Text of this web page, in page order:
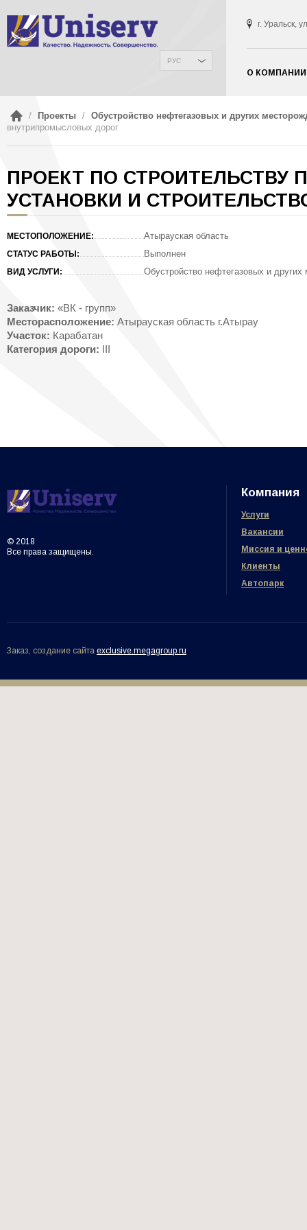
РУС
г. Уральск,
О КОМПАНИИ
/ Проекты / Обустройство нефтегазовых и других
внутрипромысловых дорог
ПРОЕКТ ПО
УСТАНОВКИ И
МЕСТОПОЛОЖЕНИЕ: Атырауская область
СТАТУС РАБОТЫ: Выполнен
ВИД УСЛУГИ: Обустройство нефтегазовых и других
Заказчик: «ВК - групп»
Месторасположение: Атырауская область г.Атырау
Участок: Карабатан
Категория дороги: ІІІ
© 2018
Все права защищены.
Компания
Услуги
Вакансии
Миссия и
Клиенты
Автопарк
Заказ, создание сайта exclusive.megagroup.ru